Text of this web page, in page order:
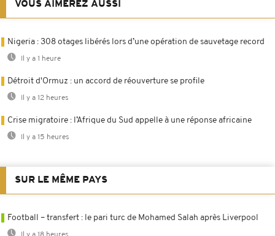
VOUS AIMEREZ AUSSI
Nigeria : 308 otages libérés lors d’une opération de sauvetage record
Il y a 1 heure
Détroit d'Ormuz : un accord de réouverture se profile
Il y a 12 heures
Crise migratoire : l’Afrique du Sud appelle à une réponse africaine
Il y a 15 heures
SUR LE MÊME PAYS
Football – transfert : le pari turc de Mohamed Salah après Liverpool